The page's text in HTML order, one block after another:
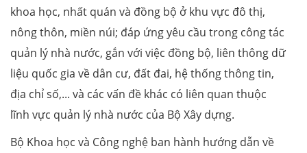
khoa học, nhất quán và đồng bộ ở khu vực đô thị,
nông thôn, miền núi; đáp ứng yêu cầu trong công tác
quản lý nhà nước, gắn với việc đồng bộ, liên thông dữ
liệu quốc gia về dân cư, đất đai, hệ thống thông tin,
địa chỉ số,... và các vấn đề khác có liên quan thuộc
lĩnh vực quản lý nhà nước của Bộ Xây dựng.
Bộ Khoa học và Công nghệ ban hành hướng dẫn về